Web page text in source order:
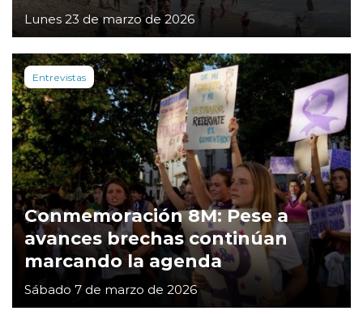
Lunes 23 de marzo de 2026
Entrevistas
Conmemoración 8M: Pese a
avances brechas continúan
marcando la agenda
Sábado 7 de marzo de 2026